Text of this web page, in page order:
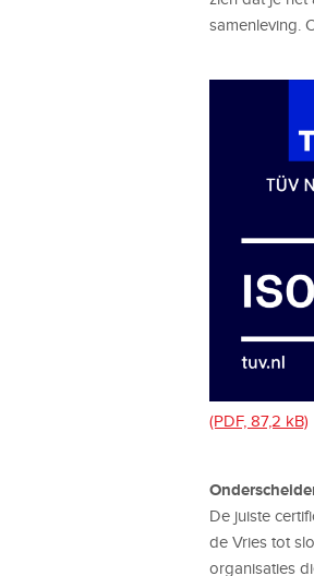
samenleving.
(PDF, 87,2 kB)
De juiste
de Vries tot
organisaties